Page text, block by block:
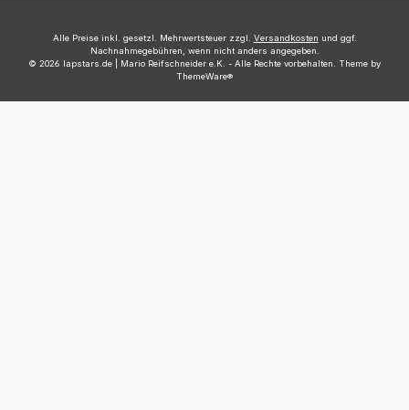
Alle Preise inkl. gesetzl. Mehrwertsteuer zzgl. Versandkosten und ggf.
Nachnahmegebühren, wenn nicht anders angegeben.
© 2026 lapstars.de | Mario Reifschneider e.K. - Alle Rechte vorbehalten. Theme by
ThemeWare®